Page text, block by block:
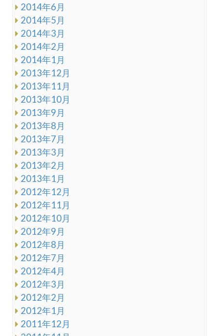
2014年6月
2014年5月
2014年3月
2014年2月
2014年1月
2013年12月
2013年11月
2013年10月
2013年9月
2013年8月
2013年7月
2013年3月
2013年2月
2013年1月
2012年12月
2012年11月
2012年10月
2012年9月
2012年8月
2012年7月
2012年4月
2012年3月
2012年2月
2012年1月
2011年12月